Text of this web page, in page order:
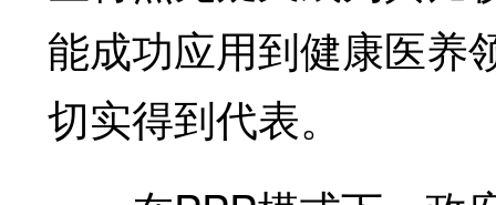
能成功应用到健康医养
切实得到代表。